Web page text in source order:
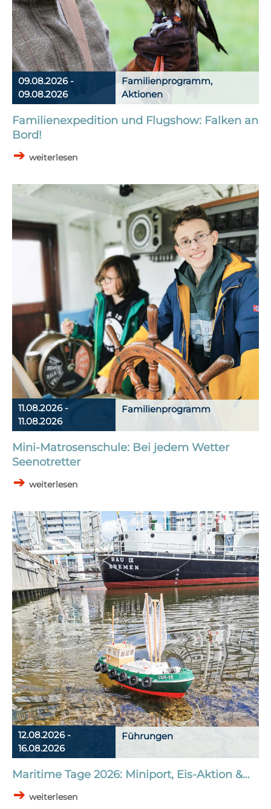
Familienprogramm,
Aktionen
09.08.2026 -
09.08.2026
Familienexpedition und Flugshow: Falken an
Bord!
weiterlesen
Familienprogramm
11.08.2026 -
11.08.2026
Mini-Matrosenschule: Bei jedem Wetter
Seenotretter
weiterlesen
Führungen
12.08.2026 -
16.08.2026
Maritime Tage 2026: Miniport, Eis-Aktion &…
weiterlesen